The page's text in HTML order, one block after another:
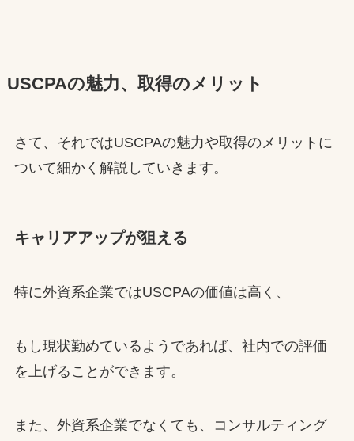
USCPAの魅力、取得のメリット
さて、それではUSCPAの魅力や取得のメリットに
ついて細かく解説していきます。
キャリアアップが狙える
特に外資系企業ではUSCPAの価値は高く、
もし現状勤めているようであれば、社内での評価
を上げることができます。
また、外資系企業でなくても、コンサルティング